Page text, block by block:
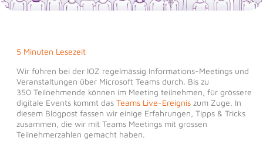
5 Minuten Lesezeit
Wir führen bei der IOZ regelmässig Informations-Meetings und
Veranstaltungen über Microsoft Teams durch. Bis zu
350 Teilnehmende können im Meeting teilnehmen, für grössere
digitale Events kommt das Teams Live-Ereignis zum Zuge. In
diesem Blogpost fassen wir einige Erfahrungen, Tipps & Tricks
zusammen, die wir mit Teams Meetings mit grossen
Teilnehmerzahlen gemacht haben.